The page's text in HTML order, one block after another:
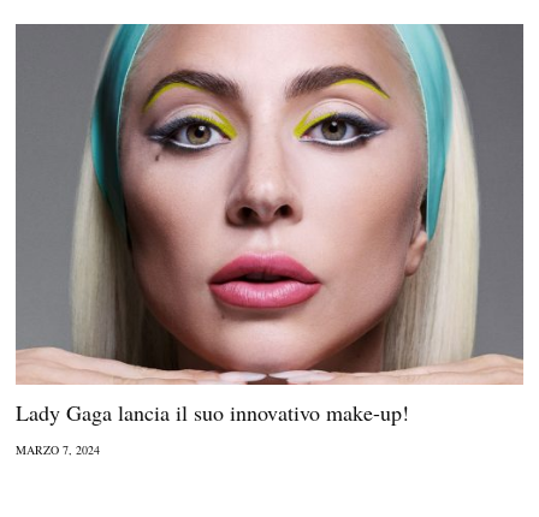
Lady Gaga lancia il suo innovativo make-up!
MARZO 7, 2024